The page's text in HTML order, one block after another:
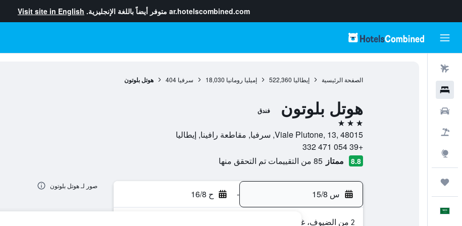
ar.hotelscombined.com متوفر أيضاً باللغة الإنجليزية. Visit site in English
الصفحة الرئيسية إيطاليا 522,360 إميليا رومانيا 18,030 سرفيا 404 هوتل بلوتون
هوتل بلوتون فندق
3 نجوم
Viale Plutone, 13, 48015, سرفيا, مقاطعة رافينا, إيطاليا
+39 054 471 332
8.8 ممتاز 85 من التقييمات تم التحقق منها
س 15/8 - ح 16/8
2 من الضيوف، غرفة واحدة
صور لـ هوتل بلوتون